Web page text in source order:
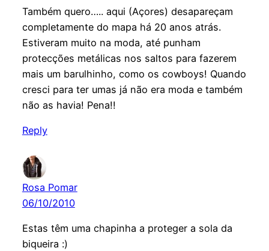
Também quero….. aqui (Açores) desapareçam
completamente do mapa há 20 anos atrás.
Estiveram muito na moda, até punham
protecções metálicas nos saltos para fazerem
mais um barulhinho, como os cowboys! Quando
cresci para ter umas já não era moda e também
não as havia! Pena!!
Reply
Rosa Pomar
06/10/2010
Estas têm uma chapinha a proteger a sola da
biqueira :)